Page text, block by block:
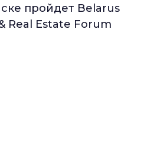
пройдет Belarus
Real Estate Forum